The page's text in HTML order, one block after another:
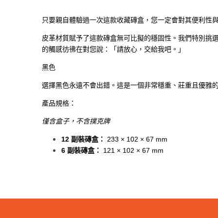
只要親自體驗過一次這款收藏磚盒，您一定會對其便利性
皮革材質賦予了這款磚盒無可比擬的穩固性。我們特別挑
的觸感彷彿在對您說：「請放心，交給我吧。」
黑色
選擇黑色永遠不會出錯。這是一個非常穩重、莊重且優雅
產品規格：
僅含盒子，不含撲克牌
12 副裝磚盒：
233 × 102 × 67 mm
6 副裝磚盒：
121 × 102 × 67 mm